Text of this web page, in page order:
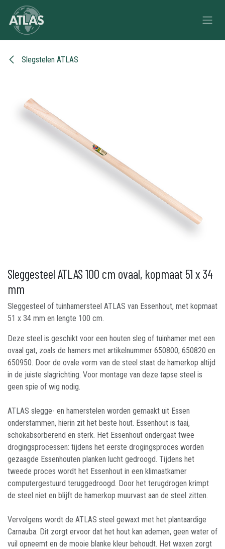
Overslaan naar inhoud
Slegstelen ATLAS
Sleggesteel ATLAS 100 cm ovaal, kopmaat 51 x 34
mm
Sleggesteel of tuinhamersteel ATLAS van Essenhout, met kopmaat
51 x 34 mm en lengte 100 cm.
Deze steel is geschikt voor een houten sleg of tuinhamer met een
ovaal gat, zoals de hamers met artikelnummer 650800, 650820 en
650950. Door de ovale vorm van de steel staat de hamerkop altijd
in de juiste slagrichting. Voor montage van deze tapse steel is
geen spie of wig nodig.
ATLAS slegge- en hamerstelen worden gemaakt uit Essen
onderstammen, hierin zit het beste hout. Essenhout is taai,
schokabsorberend en sterk. Het Essenhout ondergaat twee
drogingsprocessen: tijdens het eerste drogingsproces worden
gezaagde Essenhouten planken lucht gedroogd. Tijdens het
tweede proces wordt het Essenhout in een klimaatkamer
computergestuurd teruggedroogd. Door het terugdrogen krimpt
de steel niet en blijft de hamerkop muurvast aan de steel zitten.
Vervolgens wordt de ATLAS steel gewaxt met het plantaardige
Carnauba. Dit zorgt ervoor dat het hout kan ademen, geen water of
vuil opneemt en de mooie blanke kleur behoudt. Het waxen zorgt